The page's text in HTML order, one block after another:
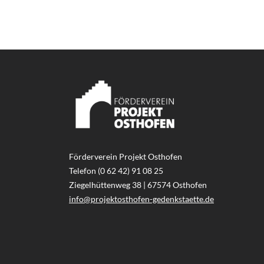
Förderverein Projekt Osthofen
Telefon (0 62 42) 91 08 25
Ziegelhüttenweg 38 | 67574 Osthofen
info@projektosthofen-gedenkstaette.de